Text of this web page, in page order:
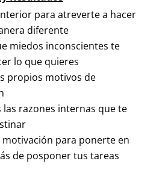
para atreverte a hacer
diferente
miedos inconscientes te
lo que quieres
propios motivos de
las razones internas que te
para ponerte en
de posponer tus tareas